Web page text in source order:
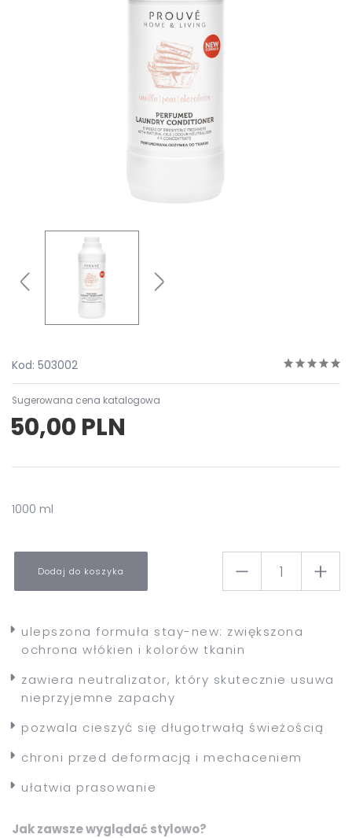
Kod: 503002
Sugerowana cena katalogowa
50,00 PLN
1000 ml
Dodaj do koszyka
ulepszona formuła stay-new: zwiększona
ochrona włókien i kolorów tkanin
zawiera neutralizator, który skutecznie usuwa
nieprzyjemne zapachy
pozwala cieszyć się długotrwałą świeżością
chroni przed deformacją i mechaceniem
ułatwia prasowanie
Jak zawsze wyglądać stylowo?